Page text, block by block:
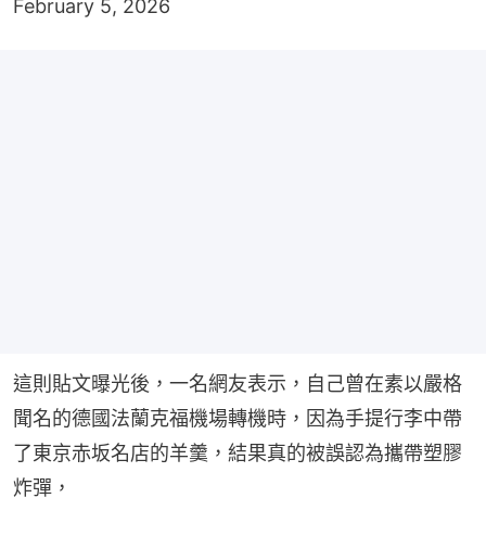
February 5, 2026
這則貼文曝光後，一名網友表示，自己曾在素以嚴格
聞名的德國法蘭克福機場轉機時，因為手提行李中帶
了東京赤坂名店的羊羹，結果真的被誤認為攜帶塑膠
炸彈，